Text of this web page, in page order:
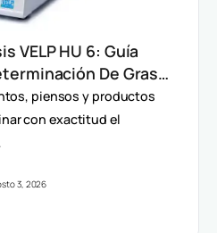
VELP HU 6: Guía
De Grasa
piensos y productos
con exactitud el
3, 2026